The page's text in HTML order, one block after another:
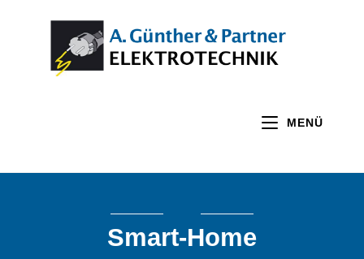
MENÜ
Smart-Home